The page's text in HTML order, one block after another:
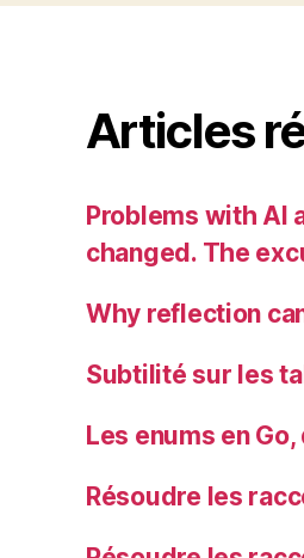
Articles
Problems with AI
changed. The
Why reflection
Subtilité sur les
Les enums en
Résoudre les